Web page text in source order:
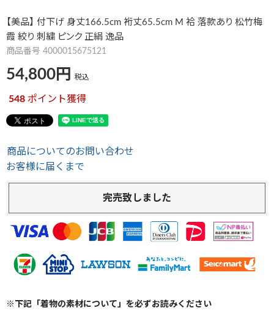
【美品】 付下げ 身丈166.5cm 裄丈65.5cm M 袷 落款あり 松竹梅
霞 絞り 刺繍 ピンク 正絹 逸品
商品番号 4000015675121
54,800 税込
548 ポイント獲得
商品についてのお問い合わせ
お客様に届くまで
完売致しました
※下記「着物の素材について」を必ずお読みください